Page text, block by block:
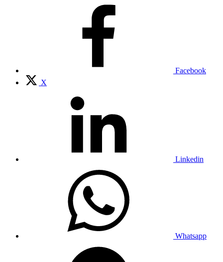
Facebook
X
Linkedin
Whatsapp